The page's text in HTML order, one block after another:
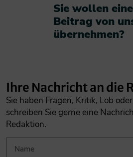
Sie wollen
Beitrag von
übernehmen?​
Ihre Nachricht an die
Sie haben Fragen, Kritik, Lob
schreiben Sie gerne eine
Redaktion.